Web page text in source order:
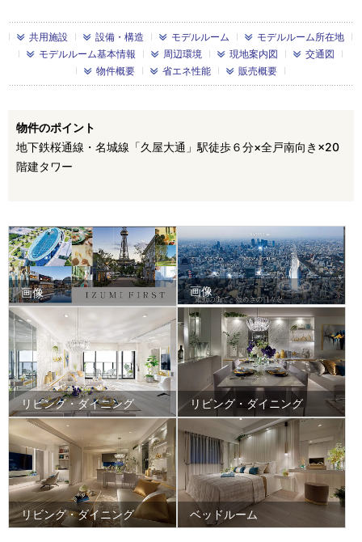
共用施設 設備・構造 モデルルーム
モデルルーム所在地
モデルルーム基本情報
周辺環境 現地案内図
交通図
物件概要
省エネ性能 販売概要
物件のポイント
地下鉄桜通線・名城線「久屋大通」駅徒歩６分×全戸南向き×20
階建タワー
画像 画像
リビング・ダイニング リビング・ダイニング
リビング・ダイニング ベッドルーム